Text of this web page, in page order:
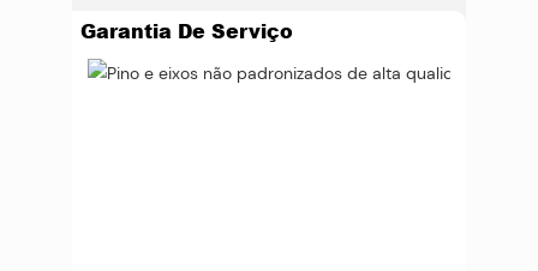
Garantia De Serviço